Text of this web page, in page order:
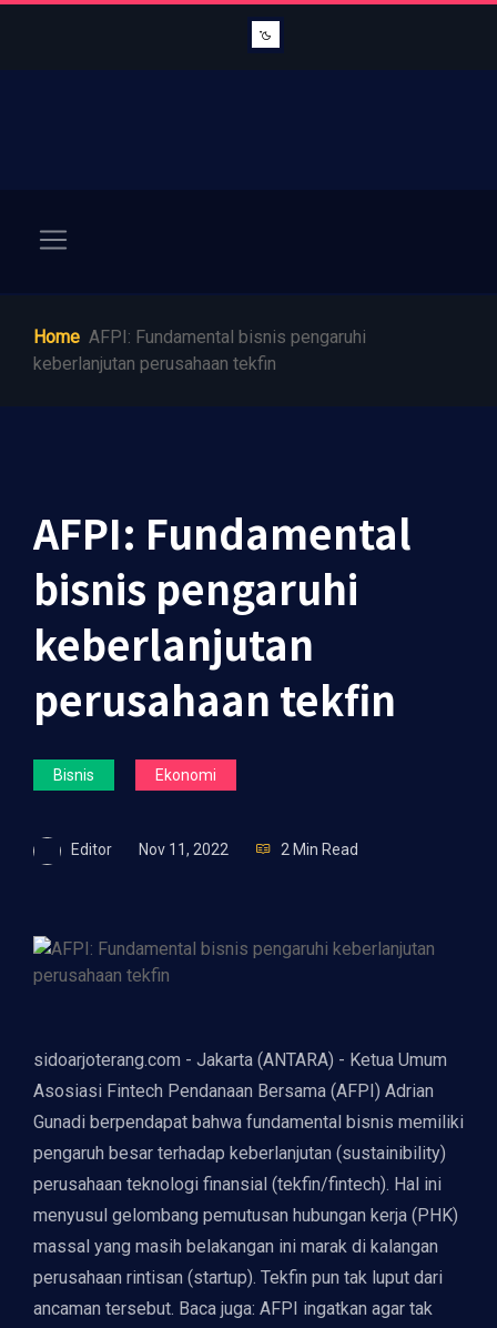
Home AFPI: Fundamental bisnis pengaruhi
keberlanjutan perusahaan tekfin
AFPI: Fundamental
bisnis pengaruhi
keberlanjutan
perusahaan tekfin
Bisnis Ekonomi
Editor Nov 11, 2022 2 Min Read
sidoarjoterang.com - Jakarta (ANTARA) - Ketua Umum
Asosiasi Fintech Pendanaan Bersama (AFPI) Adrian
Gunadi berpendapat bahwa fundamental bisnis memiliki
pengaruh besar terhadap keberlanjutan (sustainibility)
perusahaan teknologi finansial (tekfin/fintech). Hal ini
menyusul gelombang pemutusan hubungan kerja (PHK)
massal yang masih belakangan ini marak di kalangan
perusahaan rintisan (startup). Tekfin pun tak luput dari
ancaman tersebut. Baca juga: AFPI ingatkan agar tak